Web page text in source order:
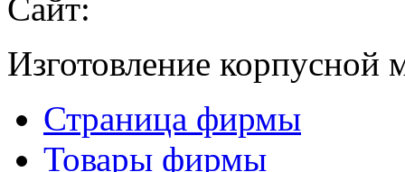
Сайт:
Изготовление корпусной
Страница фирмы
Товары фирмы